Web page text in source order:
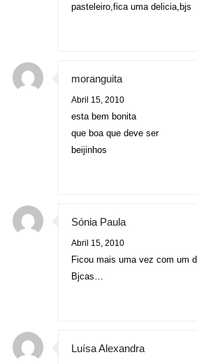
pasteleiro,fica uma delicia,bjs
moranguita
Abril 15, 2010
esta bem bonita
que boa que deve ser
beijinhos
Sónia Paula
Abril 15, 2010
Ficou mais uma vez com um
Bjcas…
Luísa Alexandra